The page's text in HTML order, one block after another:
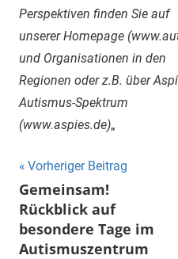
Perspektiven finden Sie auf
unserer Homepage
und Organisationen in den
Regionen oder z.B. über
Autismus-Spektrum
(www.aspies.de)„
Vorheriger Beitrag
Gemeinsam!
Rückblick auf
besondere Tage im
Autismuszentrum